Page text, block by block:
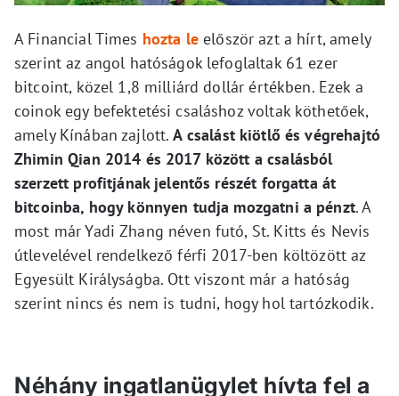
A Financial Times hozta leelőször azt a hírt, amely
szerint az angol hatóságok lefoglaltak 61 ezer
bitcoint, közel 1,8 milliárd dollár értékben. Ezek a
coinok egy befektetési csaláshoz voltak köthetőek,
amely Kínában zajlott.A csalást kiötlő és végrehajtó
Zhimin Qian 2014 és 2017 között a csalásból
szerzett profitjának jelentős részét forgatta át
bitcoinba, hogy könnyen tudja mozgatni a pénzt. A
most már Yadi Zhang néven futó, St. Kitts és Nevis
útlevelével rendelkező férfi 2017-ben költözött az
Egyesült Királyságba. Ott viszont már a hatóság
szerint nincs és nem is tudni, hogy hol tartózkodik.
Néhány ingatlanügylet hívta fel a